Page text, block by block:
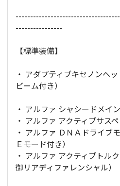
----------------
【標準装備】
・ アダプティブキセノンヘ
ビーム付き）
・ アルファ シャシードメイ
・ アルファ アクティブサス
・ アルファ ＤＮＡドライブ
Ｅモード付き）
・ アルファ アクティブトル
御リアディファレンシャル）